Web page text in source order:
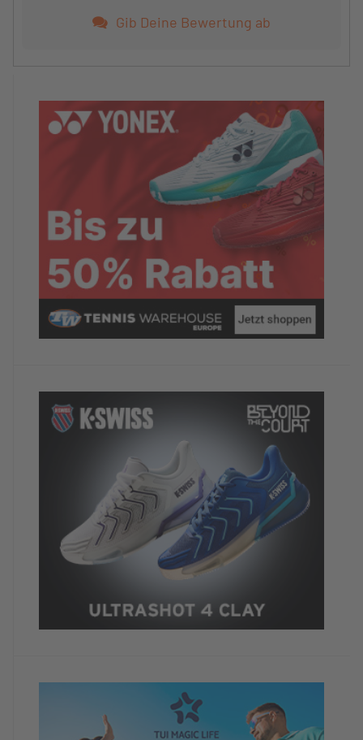
Zustand der Tennisanlage
Schuss und kam mit viel Wasser gut klar.
Zufriedenheit mit dem Hotel
Top top top! Geniale Küche, tolle Sauna,
freundliches Personal und Tennis in Madrid lief
extra für uns auf dem Bildschirm.
Auf den Fotos wirkt das Hotel klotzig und riesgo.
Vor Ort ist davon nichts zu sehen.
TennisTraveller weiterempfehlen
Ja
kann starten!
Gib Deine Bewertung ab